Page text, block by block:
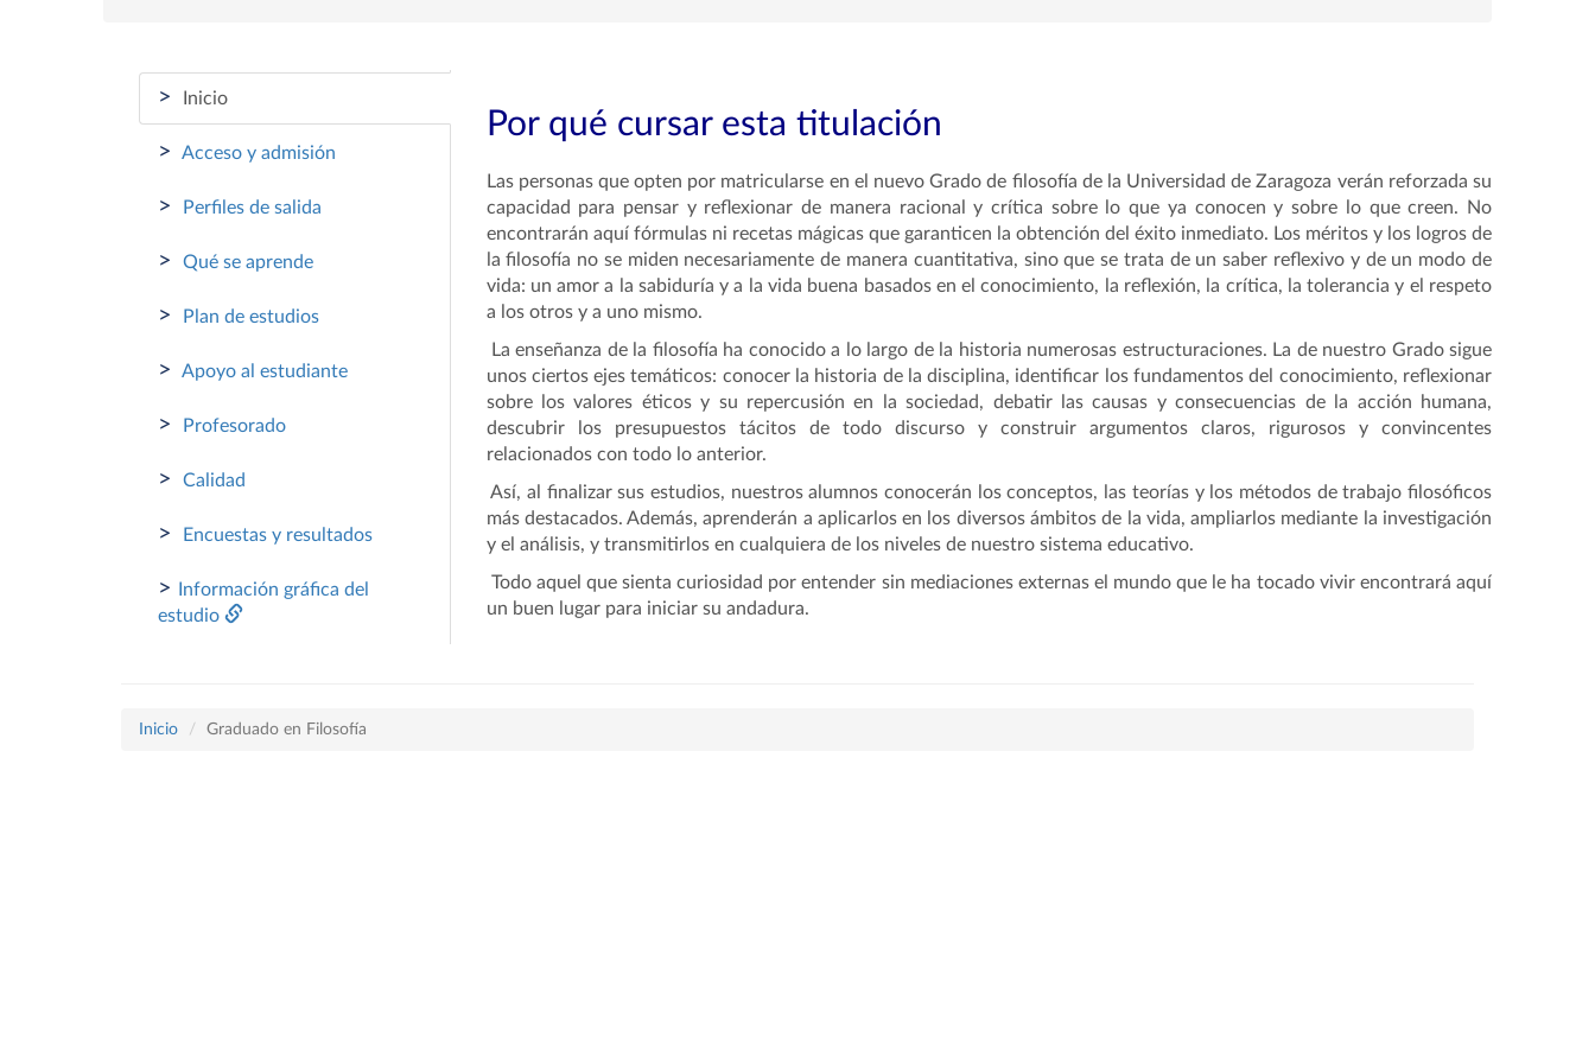
> Inicio
> Acceso y admisión
> Perfiles de salida
> Qué se aprende
> Plan de estudios
> Apoyo al estudiante
> Profesorado
> Calidad
> Encuestas y resultados
>
Información gráfica del
estudio
Por qué cursar esta titulación
Las personas que opten por matricularse en el nuevo Grado de filosofía de la Universidad de Zaragoza verán reforzada su
capacidad para pensar y reflexionar de manera racional y crítica sobre lo que ya conocen y sobre lo que creen. No
encontrarán aquí fórmulas ni recetas mágicas que garanticen la obtención del éxito inmediato. Los méritos y los logros de
la filosofía no se miden necesariamente de manera cuantitativa, sino que se trata de un saber reflexivo y de un modo de
vida: un amor a la sabiduría y a la vida buena basados en el conocimiento, la reflexión, la crítica, la tolerancia y el respeto
a los otros y a uno mismo.
La enseñanza de la filosofía ha conocido a lo largo de la historia numerosas estructuraciones. La de nuestro Grado sigue
unos ciertos ejes temáticos: conocer la historia de la disciplina, identificar los fundamentos del conocimiento, reflexionar
sobre los valores éticos y su repercusión en la sociedad, debatir las causas y consecuencias de la acción humana,
descubrir los presupuestos tácitos de todo discurso y construir argumentos claros, rigurosos y convincentes
relacionados con todo lo anterior.
Así, al finalizar sus estudios, nuestros alumnos conocerán los conceptos, las teorías y los métodos de trabajo filosóficos
más destacados. Además, aprenderán a aplicarlos en los diversos ámbitos de la vida, ampliarlos mediante la investigación
y el análisis, y transmitirlos en cualquiera de los niveles de nuestro sistema educativo.
Todo aquel que sienta curiosidad por entender sin mediaciones externas el mundo que le ha tocado vivir encontrará aquí
un buen lugar para iniciar su andadura.
Inicio Graduado en Filosofía